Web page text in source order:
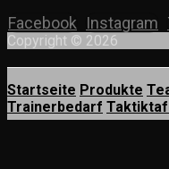
Facebook Instagram
Copyright © 2026
Startseite Produkte
Trainerbedarf